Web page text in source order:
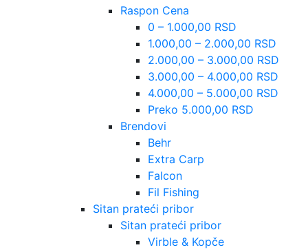
Raspon Cena
0 – 1.000,00 RSD
1.000,00 – 2.000,00 RSD
2.000,00 – 3.000,00 RSD
3.000,00 – 4.000,00 RSD
4.000,00 – 5.000,00 RSD
Preko 5.000,00 RSD
Brendovi
Behr
Extra Carp
Falcon
Fil Fishing
Sitan prateći pribor
Sitan prateći pribor
Virble & Kopče